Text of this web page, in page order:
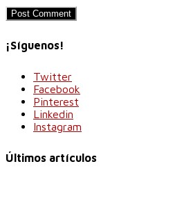
¡Síguenos!
Twitter
Facebook
Pinterest
Linkedin
Instagram
Últimos artículos